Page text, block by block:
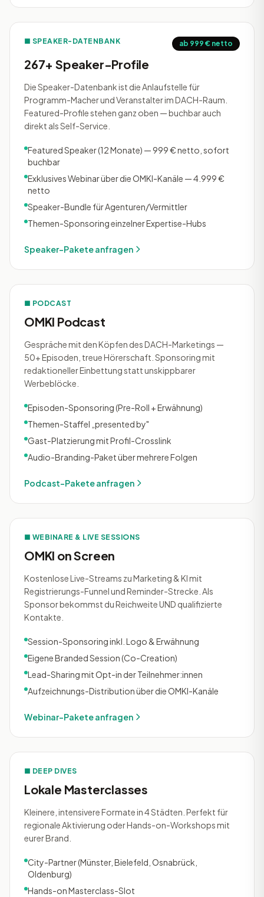
■ SPEAKER-DATENBANK ab 999 € netto
267+ Speaker-Profile
Die Speaker-Datenbank ist die Anlaufstelle für
Programm-Macher und Veranstalter im DACH-Raum.
Featured-Profile stehen ganz oben — buchbar auch
direkt als Self-Service.
Featured Speaker (12 Monate) — 999 € netto, sofort
buchbar
Exklusives Webinar über die OMKI-Kanäle — 4.999 €
netto
Speaker-Bundle für Agenturen/Vermittler
Themen-Sponsoring einzelner Expertise-Hubs
Speaker-Pakete anfragen
■ PODCAST
OMKI Podcast
Gespräche mit den Köpfen des DACH-Marketings —
50+ Episoden, treue Hörerschaft. Sponsoring mit
redaktioneller Einbettung statt unskippbarer
Werbeblöcke.
Episoden-Sponsoring (Pre-Roll + Erwähnung)
Themen-Staffel „presented by"
Gast-Platzierung mit Profil-Crosslink
Audio-Branding-Paket über mehrere Folgen
Podcast-Pakete anfragen
■ WEBINARE & LIVE SESSIONS
OMKI on Screen
Kostenlose Live-Streams zu Marketing & KI mit
Registrierungs-Funnel und Reminder-Strecke. Als
Sponsor bekommst du Reichweite UND qualifizierte
Kontakte.
Session-Sponsoring inkl. Logo & Erwähnung
Eigene Branded Session (Co-Creation)
Lead-Sharing mit Opt-in der Teilnehmer:innen
Aufzeichnungs-Distribution über die OMKI-Kanäle
Webinar-Pakete anfragen
■ DEEP DIVES
Lokale Masterclasses
Kleinere, intensivere Formate in 4 Städten. Perfekt für
regionale Aktivierung oder Hands-on-Workshops mit
eurer Brand.
City-Partner (Münster, Bielefeld, Osnabrück,
Oldenburg)
Hands-on Masterclass-Slot